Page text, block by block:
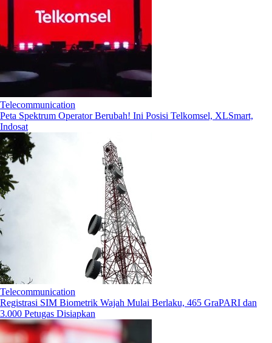
Telecommunication
Peta Spektrum Operator Berubah! Ini Posisi Telkomsel, XLSmart,
Indosat
Telecommunication
Registrasi SIM Biometrik Wajah Mulai Berlaku, 465 GraPARI dan
3.000 Petugas Disiapkan